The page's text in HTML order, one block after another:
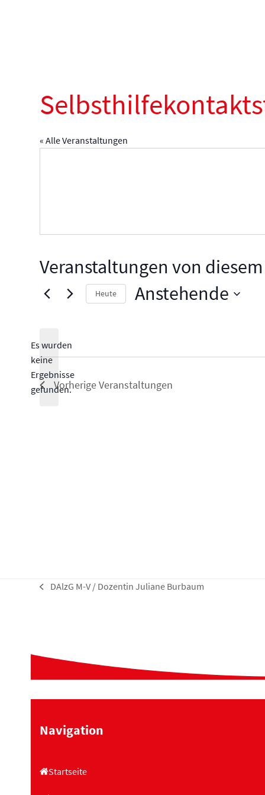
« Alle Veranstaltungen
Veranstaltungen von
Hinweis
Es wurden
keine
Ergebnisse
gefunden.
Heute Anstehende
VorherigeVeranstaltungen
vorheriger
DAlzG M-V / Dozentin Juliane Burbaum
Navigation
Startseite